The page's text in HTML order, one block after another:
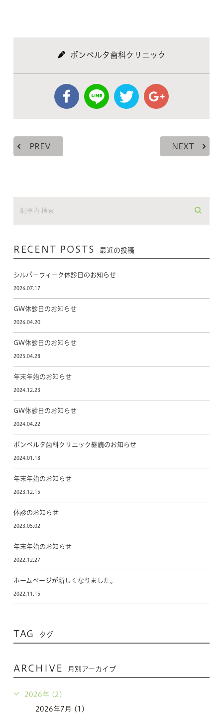
ボンベルタ歯科クリニック
PREV NEXT
RECENT POSTS 最近の投稿
シルバーウィーク休診日のお知らせ
2026.07.17
GW休診日のお知らせ
2026.04.20
GW休診日のお知らせ
2025.04.28
年末年始のお知らせ
2024.12.23
GW休診日のお知らせ
2024.04.22
ボンベルタ歯科クリニック継続のお知らせ
2024.01.18
年末年始のお知らせ
2023.12.15
休診のお知らせ
2023.05.02
年末年始のお知らせ
2022.12.27
ホームページが新しくなりました。
2022.11.15
TAG タグ
ARCHIVE 月別アーカイブ
2026年 (2)
2026年7月 (1)